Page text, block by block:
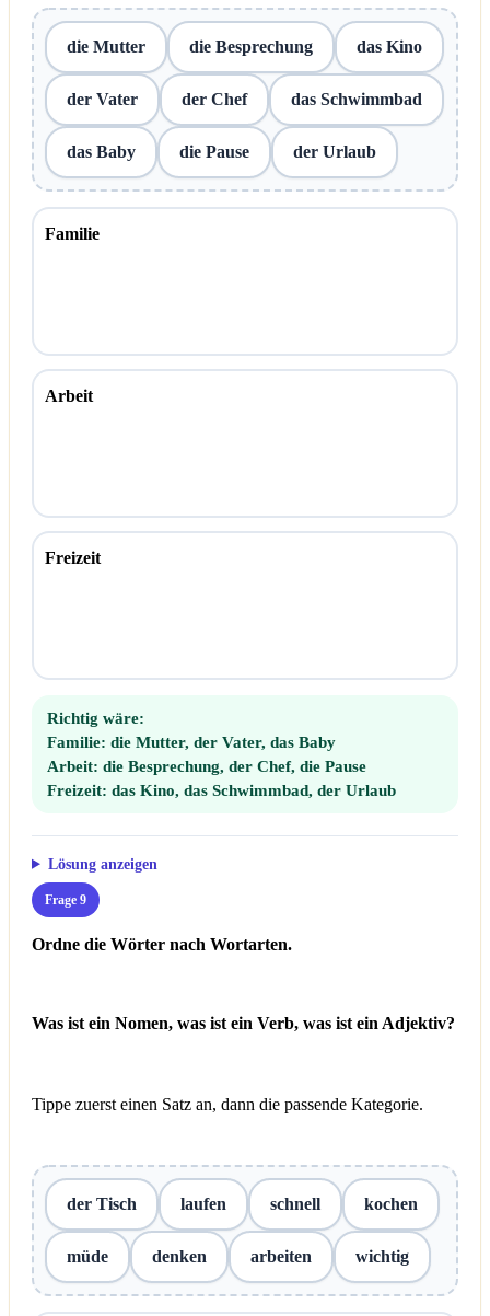
die Mutter die Besprechung das Kino
der Vater der Chef das Schwimmbad
das Baby die Pause der Urlaub
Familie
Arbeit
Freizeit
Richtig wäre:
Familie: die Mutter, der Vater, das Baby
Arbeit: die Besprechung, der Chef, die Pause
Freizeit: das Kino, das Schwimmbad, der Urlaub
Lösung anzeigen
Frage 9
Ordne die Wörter nach Wortarten.
Was ist ein Nomen, was ist ein Verb, was ist ein Adjektiv?
Tippe zuerst einen Satz an, dann die passende Kategorie.
der Tisch laufen schnell kochen
müde denken arbeiten wichtig